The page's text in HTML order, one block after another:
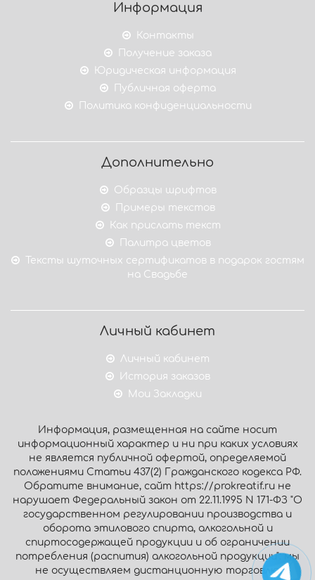
Информация
Контакты
Получение заказа
Юридическая информация
Публичная оферта
Политика конфиденциальности
Дополнительно
Образцы шрифтов
Примеры текстов
Как прислать текст
Палитра цветов
Тексты шуточных сертификатов в подарок гостям
на Свадьбе
Личный кабинет
Личный кабинет
История заказов
Мои Закладки
Информация, размещенная на сайте носит
информационный характер и ни при каких условиях
не является публичной офертой, определяемой
положениями Статьи 437(2) Гражданского кодекса РФ.
Обратите внимание, сайт https://prokreatif.ru не
нарушает Федеральный закон от 22.11.1995 N 171-ФЗ "О
государственном регулировании производства и
оборота этилового спирта, алкогольной и
спиртосодержащей продукции и об ограничении
потребления (распития) алкогольной продукции": мы
не осуществляем дистанционную торговлю